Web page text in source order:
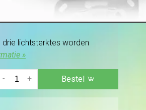
Bestel
lichtsterktes worden
»
+
- Bestel